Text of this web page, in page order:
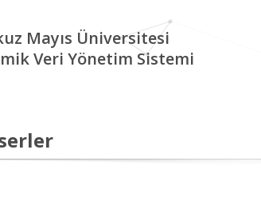
Mayıs Üniversitesi
Veri Yönetim Sistemi